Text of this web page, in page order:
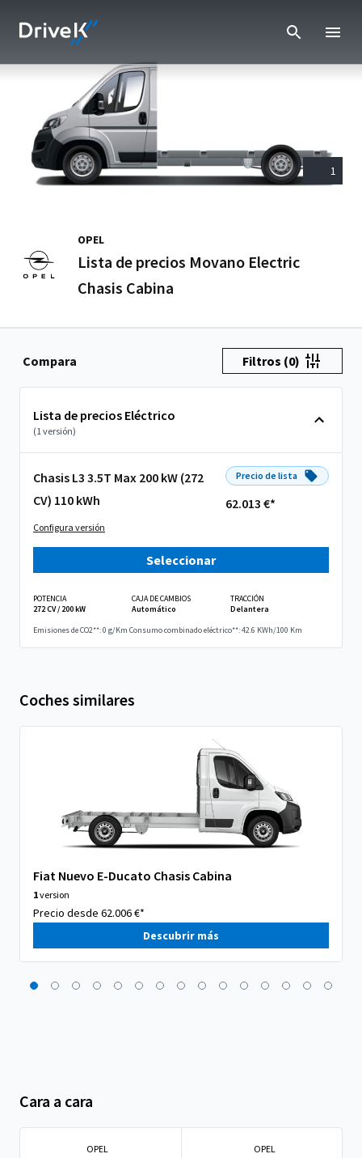
1
OPEL
Lista de precios Movano Electric
Chasis Cabina
Compara Filtros (0)
Lista de precios Eléctrico
(1 versión)
Chasis L3 3.5T Max 200 kW (272
CV) 110 kWh
Configura versión
Precio de lista
62.013 €*
Seleccionar
POTENCIA
272 CV / 200 kW
CAJA DE CAMBIOS
Automático
TRACCIÓN
Delantera
Emisiones de CO2**: 0 g/Km Consumo combinado eléctrico**: 42.6 KWh/100 Km
Coches similares
Fiat Nuevo E-Ducato Chasis Cabina
1version
Precio desde 62.006 €*
Descubrir más
Cara a cara
OPEL OPEL